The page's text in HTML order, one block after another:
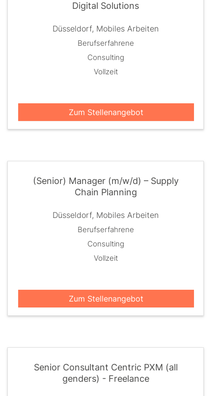
Digital Solutions
Düsseldorf, Mobiles Arbeiten
Berufserfahrene
Consulting
Vollzeit
Zum Stellenangebot
(Senior) Manager (m/w/d) – Supply
Chain Planning
Düsseldorf, Mobiles Arbeiten
Berufserfahrene
Consulting
Vollzeit
Zum Stellenangebot
Senior Consultant Centric PXM (all
genders) - Freelance